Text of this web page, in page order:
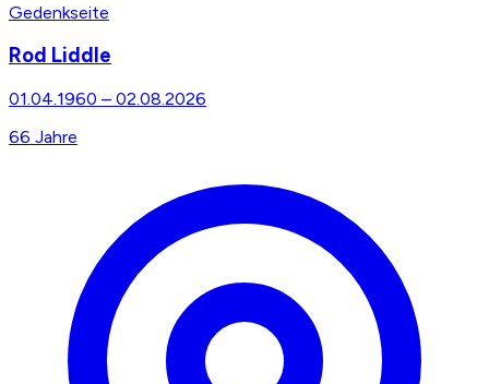
Gedenkseite
Rod Liddle
01.04.1960 – 02.08.2026
66 Jahre